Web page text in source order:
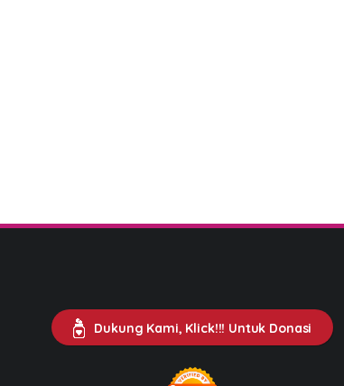
Dukung Kami, Klick!!! Untuk Donasi